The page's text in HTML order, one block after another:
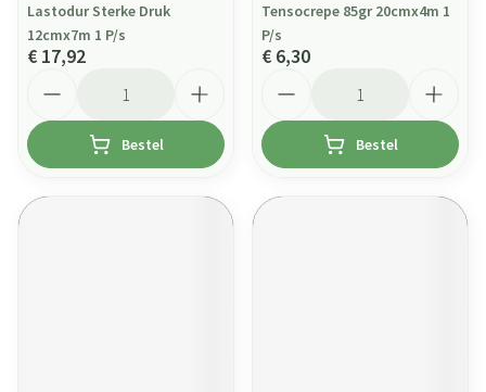
Lastodur Sterke Druk
12cmx7m 1 P/s
€ 17,92
Bestel
Tensocrepe 85gr 20cmx4m 1
P/s
€ 6,30
Bestel